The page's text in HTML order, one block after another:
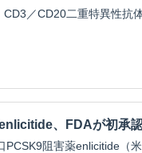
／CD20二重特異性抗
、FDAが初承
阻害薬enlicitide（